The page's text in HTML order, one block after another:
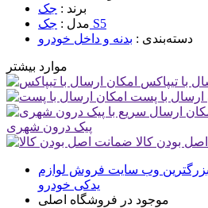
برند : جک
مدل : جک S5
دسته‌بندی : بدنه و داخل خودرو
موارد بیشتر
با تیپاکس
ارسال با پست
پیک درون شهری
بودن کالا
وب سایت فروش لوازم
یدکی خودرو
موجود در فروشگاه اصلی